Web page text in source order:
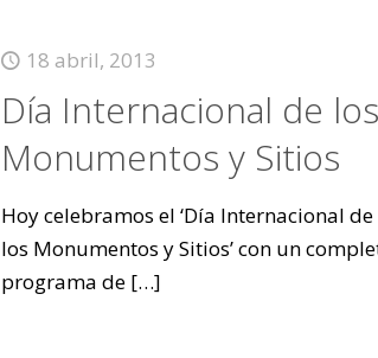
18 abril, 2013
Día Internacional de los
Monumentos y Sitios
Hoy celebramos el ‘Día Internacional de
los Monumentos y Sitios’ con un
programa de[…]